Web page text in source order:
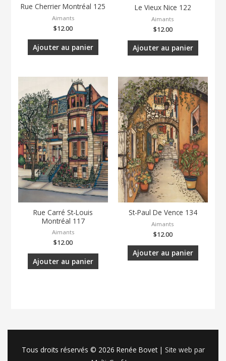
Rue Cherrier Montréal 125
Aimants
$12.00
Ajouter au panier
Le Vieux Nice 122
Aimants
$12.00
Ajouter au panier
Rue Carré St-Louis
Montréal 117
Aimants
$12.00
Ajouter au panier
St-Paul De Vence 134
Aimants
$12.00
Ajouter au panier
Tous droits réservés © 2026 Renée Bovet| Site web par